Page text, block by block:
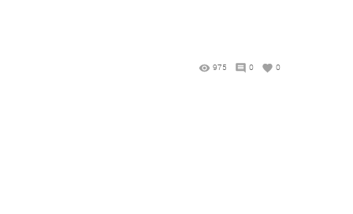
975 0 0